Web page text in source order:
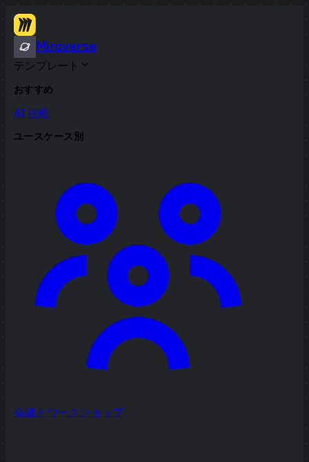
Miroverse
テンプレート
おすすめ
AI 搭載
ユースケース別
会議とワークショップ